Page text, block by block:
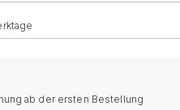
ab der ersten Bestellung